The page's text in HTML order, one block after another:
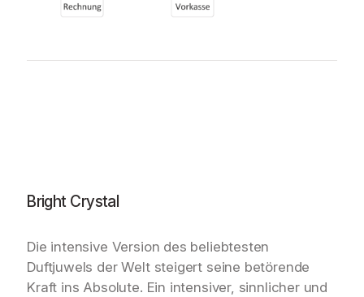
Bright Crystal
Die intensive Version des beliebtesten
Duftjuwels der Welt steigert seine betörende
Kraft ins Absolute. Ein intensiver, sinnlicher und